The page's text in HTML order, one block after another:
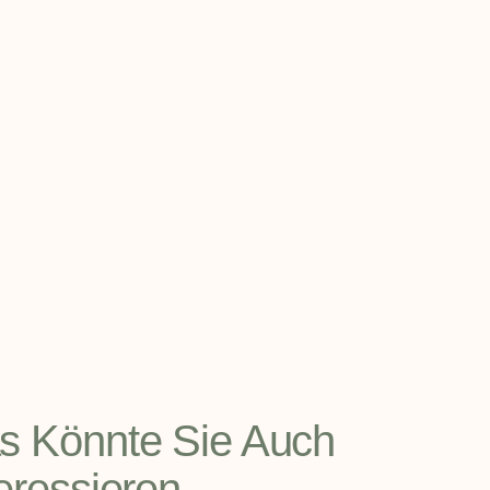
Könnte Sie Auch